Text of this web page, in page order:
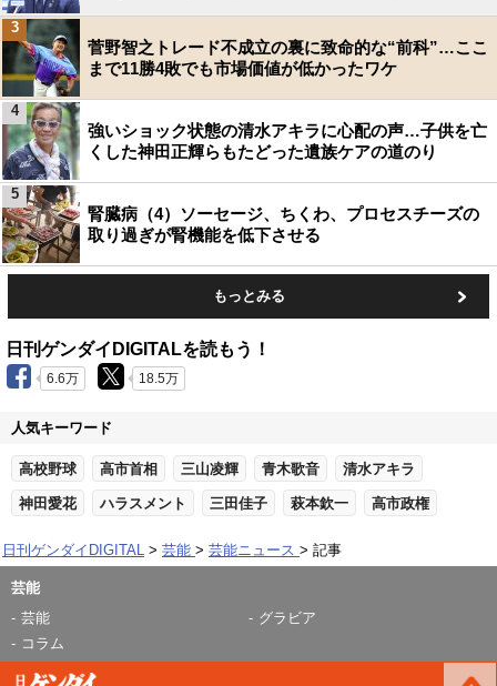
菅野智之トレード不成立の裏に致命的な“前科”…ここ
まで11勝4敗でも市場価値が低かったワケ
3
強いショック状態の清水アキラに心配の声…子供を亡
くした神田正輝らもたどった遺族ケアの道のり
4
腎臓病（4）ソーセージ、ちくわ、プロセスチーズの
取り過ぎが腎機能を低下させる
5
もっとみる
日刊ゲンダイDIGITALを読もう！
6.6万 18.5万
人気キーワード
高校野球 高市首相 三山凌輝 青木歌音 清水アキラ
神田愛花 ハラスメント 三田佳子 萩本欽一 高市政権
日刊ゲンダイDIGITAL 芸能 芸能ニュース 記事
芸能
芸能
グラビア
コラム